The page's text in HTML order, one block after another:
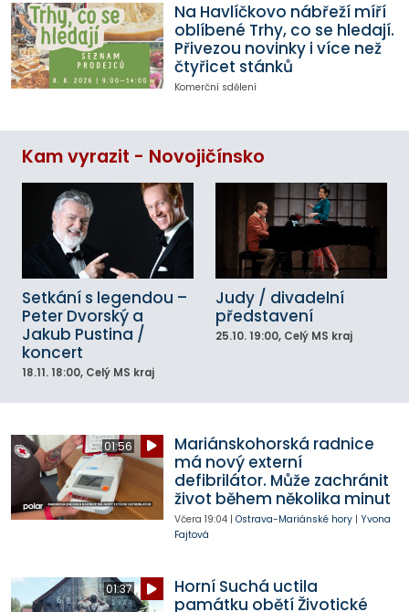
Na Havlíčkovo nábřeží míří
oblíbené Trhy, co se hledají.
Přivezou novinky i více než
čtyřicet stánků
Komerční sdělení
Kam vyrazit - Novojičínsko
Setkání s legendou –
Peter Dvorský a
Jakub Pustina /
koncert
18.11. 18:00, Celý MS kraj
Judy / divadelní
představení
25.10. 19:00, Celý MS kraj
01:56
Mariánskohorská radnice
má nový externí
defibrilátor. Může zachránit
život během několika minut
Včera 19:04| Ostrava-Mariánské hory| Yvona
Fajtová
01:37
Horní Suchá uctila
památku obětí Životické